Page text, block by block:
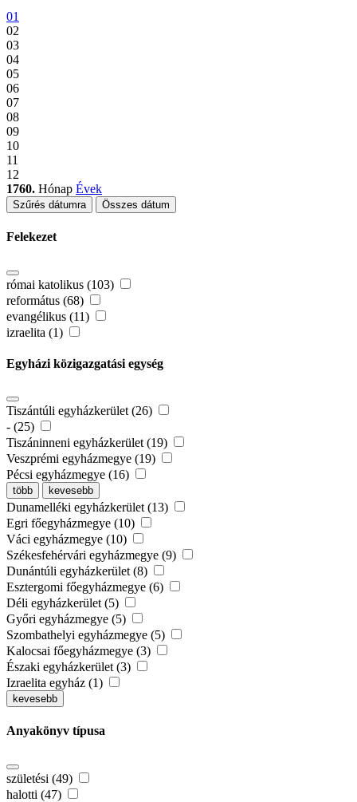
01
02
03
04
05
06
07
08
09
10
11
12
1760. Hónap Évek
Szűrés dátumra Összes dátum
Felekezet
római katolikus (103)
református (68)
evangélikus (11)
izraelita (1)
Egyházi közigazgatási egység
Tiszántúli egyházkerület (26)
- (25)
Tiszáninneni egyházkerület (19)
Veszprémi egyházmegye (19)
Pécsi egyházmegye (16)
több kevesebb
Dunamelléki egyházkerület (13)
Egri főegyházmegye (10)
Váci egyházmegye (10)
Székesfehérvári egyházmegye (9)
Dunántúli egyházkerület (8)
Esztergomi főegyházmegye (6)
Déli egyházkerület (5)
Győri egyházmegye (5)
Szombathelyi egyházmegye (5)
Kalocsai főegyházmegye (3)
Északi egyházkerület (3)
Izraelita egyház (1)
kevesebb
Anyakönyv típusa
születési (49)
halotti (47)